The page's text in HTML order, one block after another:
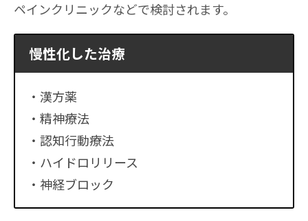
ペインクリニックなどで検討されます。
慢性化した治療
漢方薬
精神療法
認知行動療法
ハイドロリリース
神経ブロック